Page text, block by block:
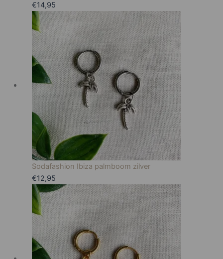
€14,95
Sodafashion Ibiza palmboom zilver
€12,95